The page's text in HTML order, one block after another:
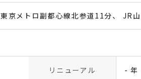
東京メトロ副都心線北参道11分 JR
リニューアル - 年